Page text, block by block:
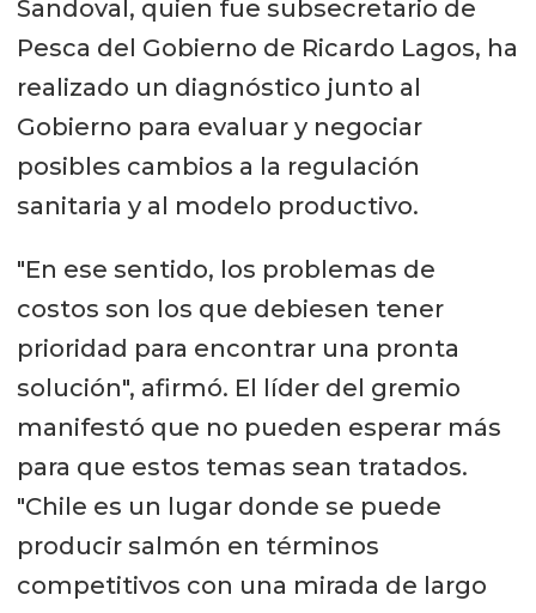
Sandoval, quien fue subsecretario de
Pesca del Gobierno de Ricardo Lagos, ha
realizado un diagnóstico junto al
Gobierno para evaluar y negociar
posibles cambios a la regulación
sanitaria y al modelo productivo.
"En ese sentido, los problemas de
costos son los que debiesen tener
prioridad para encontrar una pronta
solución", afirmó. El líder del gremio
manifestó que no pueden esperar más
para que estos temas sean tratados.
"Chile es un lugar donde se puede
producir salmón en términos
competitivos con una mirada de largo